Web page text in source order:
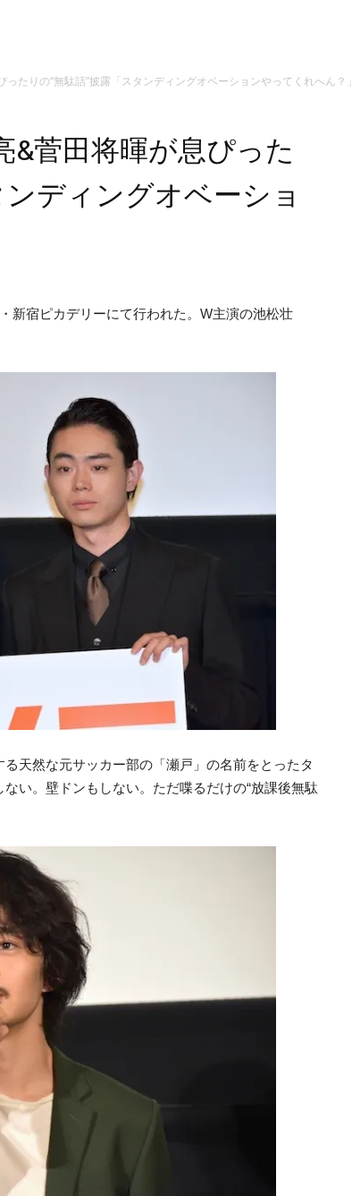
たりの“無駄話”披露「スタンディングオベーションやってくれへん？」
&菅田将暉が息ぴった
ンディングオベーショ
新宿ピカデリーにて行われた。W主演の池松壮
天然な元サッカー部の「瀬戸」の名前をとったタ
い。壁ドンもしない。ただ喋るだけの“放課後無駄